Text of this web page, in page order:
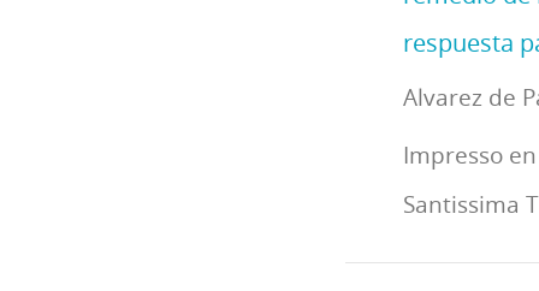
respuesta
Alvarez de
Impresso
Santissima